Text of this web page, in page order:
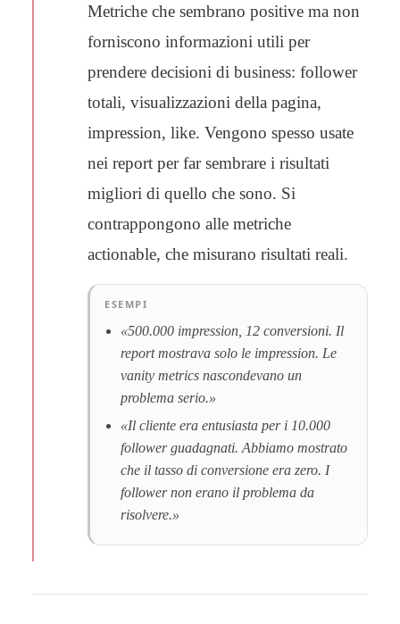
Metriche che sembrano positive ma non
forniscono informazioni utili per
prendere decisioni di business: follower
totali, visualizzazioni della pagina,
impression, like. Vengono spesso usate
nei report per far sembrare i risultati
migliori di quello che sono. Si
contrappongono alle metriche
actionable, che misurano risultati reali.
ESEMPI
«500.000 impression, 12 conversioni. Il
report mostrava solo le impression. Le
vanity metrics nascondevano un
problema serio.»
«Il cliente era entusiasta per i 10.000
follower guadagnati. Abbiamo mostrato
che il tasso di conversione era zero. I
follower non erano il problema da
risolvere.»